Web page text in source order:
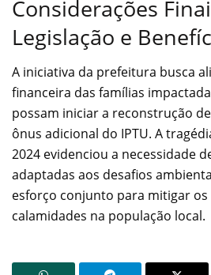
Considerações
Legislação e
A iniciativa da prefeitura busca
financeira das famílias
possam iniciar a reconstrução
ônus adicional do IPTU. A
2024 evidenciou a necessidade
adaptadas aos desafios
esforço conjunto para mitigar os
calamidades na população local.